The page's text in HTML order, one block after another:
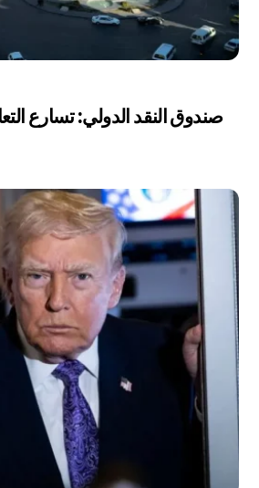
صندوق النقد الدولي: تسارع